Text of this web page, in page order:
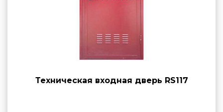
Техническая входная дверь RS117